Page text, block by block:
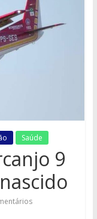
Saúde
9